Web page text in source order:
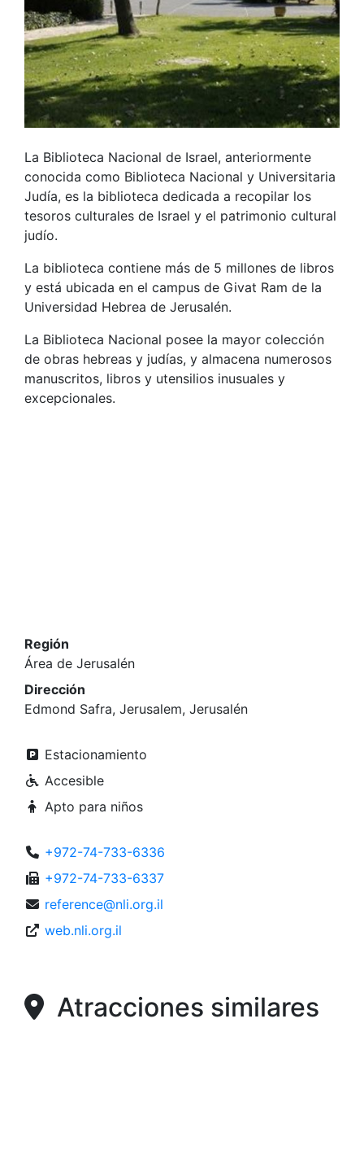
La Biblioteca Nacional de Israel, anteriormente
conocida como Biblioteca Nacional y Universitaria
Judía, es la biblioteca dedicada a recopilar los
tesoros culturales de Israel y el patrimonio cultural
judío.
La biblioteca contiene más de 5 millones de libros
y está ubicada en el campus de Givat Ram de la
Universidad Hebrea de Jerusalén.
La Biblioteca Nacional posee la mayor colección
de obras hebreas y judías, y almacena numerosos
manuscritos, libros y utensilios inusuales y
excepcionales.
Región
Área de Jerusalén
Dirección
Edmond Safra, Jerusalem, Jerusalén
Estacionamiento
Accesible
Apto para niños
+972-74-733-6336
+972-74-733-6337
reference@nli.org.il
web.nli.org.il
Atracciones similares